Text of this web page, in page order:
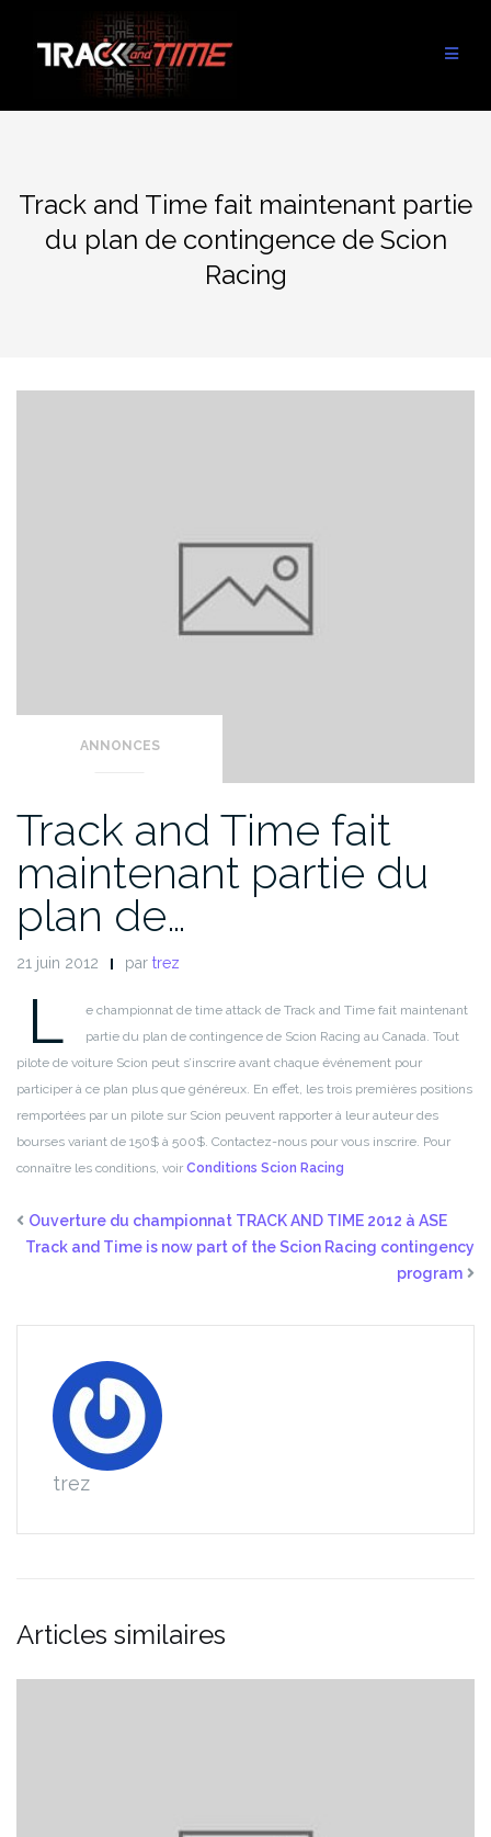
contenu
Track and Time fait maintenant partie
du plan de contingence de Scion
Racing
ANNONCES
Track and Time fait
maintenant partie du
plan de…
21 juin 2012 par trez
L
e championnat de time attack de Track and Time fait maintenant
partie du plan de contingence de Scion Racing au Canada. Tout
pilote de voiture Scion peut s’inscrire avant chaque événement pour
participer à ce plan plus que généreux. En effet, les trois premières positions
remportées par un pilote sur Scion peuvent rapporter à leur auteur des
bourses variant de 150$ à 500$. Contactez-nous pour vous inscrire. Pour
connaître les conditions, voir Conditions Scion Racing
Ouverture du championnat TRACK AND TIME 2012 à ASE
Track and Time is now part of the Scion Racing contingency
program
trez
Articles similaires